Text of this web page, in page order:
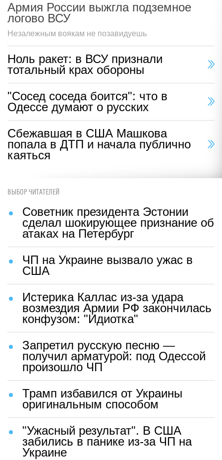
Армия России выжгла подземное
логово ВСУ
Незалежным воякам не позавидуешь
Ноль ракет: в ВСУ признали
тотальный крах обороны
"Сосед соседа боится": что в
Одессе думают о русских
Сбежавшая в США Машкова
попала в ДТП и начала публично
каяться
ВЫБОР ЧИТАТЕЛЕЙ
Советник президента Эстонии
сделал шокирующее признание об
атаках на Петербург
ЧП на Украине вызвало ужас в
США
Истерика Каллас из-за удара
возмездия Армии РФ закончилась
конфузом: "Идиотка"
Запретил русскую песню —
получил арматурой: под Одессой
произошло ЧП
Трамп избавился от Украины
оригинальным способом
"Ужасный результат". В США
забились в панике из-за ЧП на
Украине